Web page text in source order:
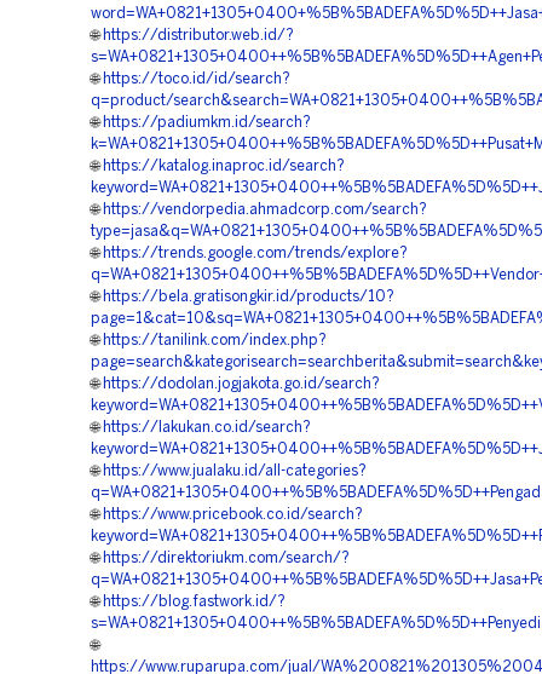
🌐 https://distributor.web.id/?
🌐 https://toco.id/id/search?
q=product/
🌐 https://padiumkm.id/search?
🌐 https://katalog.inaproc.id/search?
🌐 https://vendorpedia.ahmadcorp.com/search?
🌐 https://trends.google.com/trends/explore?
🌐 https://bela.gratisongkir.id/products/10?
🌐 https://tanilink.com/index.php?
🌐 https://dodolan.jogjakota.go.id/search?
🌐 https://lakukan.co.id/search?
🌐 https://www.jualaku.id/all-categories?
🌐 https://www.pricebook.co.id/search?
🌐 https://direktoriukm.com/search/?
🌐 https://blog.fastwork.id/?
🌐
https://www.ruparupa.com/jual/